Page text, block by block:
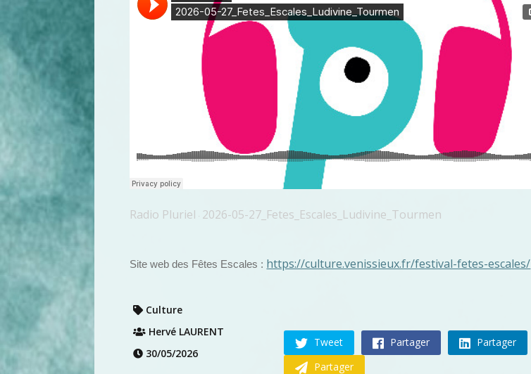
Radio Pluriel · 2026-05-27_Fetes_Escales_Ludivine_Tourmen
Site web des Fêtes Escales : https://culture.venissieux.fr/festival-fetes-escales/
Culture
Hervé LAURENT
30/05/2026
Tweet Partager
Partager
Partager